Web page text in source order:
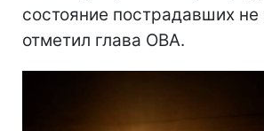
состояние пострадавших
отметил глава ОВА.